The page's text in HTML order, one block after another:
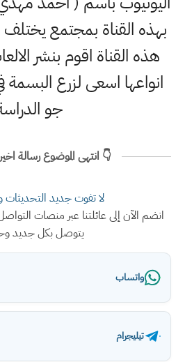
بهذه القناة بمجتمع يختلف
هذه القناة اقوم بنشر
انواعها اسعى لزرع
جو
👇 انتهى الموضوع رسالة
لا تفوت جديد
انضم الآن إلى عائلتنا عبر منصات
يتوصل بكل جديد
واتساب
تيليجرام